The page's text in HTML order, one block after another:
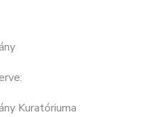
Kuratóriuma